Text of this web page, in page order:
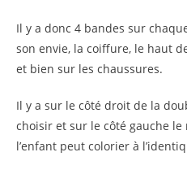
Il y a donc 4 bandes sur
son envie, la coiffure, le haut
et bien sur les chaussures.
Il y a sur le côté droit de la
choisir et sur le côté gauche
l’enfant peut colorier à